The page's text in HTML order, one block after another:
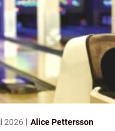
2026 Alice Pettersson